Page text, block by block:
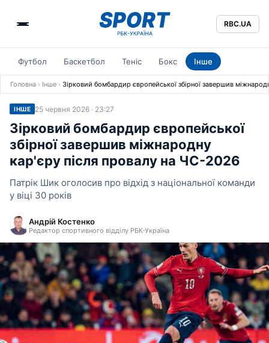
RBC.UA
Футбол Баскетбол Теніс Бокс Інше
Головна › Інше › Зірковий бомбардир європейської збірної завершив
ІНШЕ 25 червня 2026 · 23:27
Зірковий бомбардир європейської
збірної завершив міжнародну
кар'єру після провалу на ЧС-2026
Патрік Шик оголосив про відхід з національної команди
у віці 30 років
Андрій Костенко
Редактор спортивного відділу РБК-Україна